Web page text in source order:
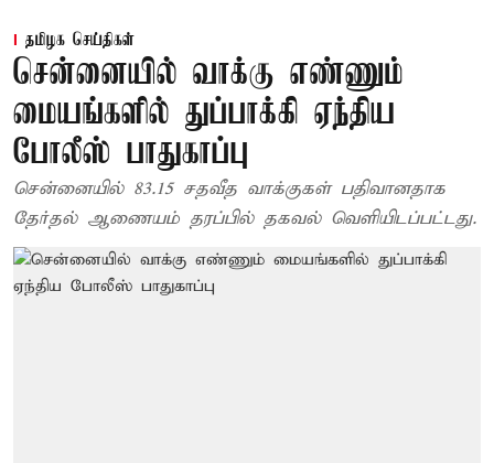
தமிழக செய்திகள்
சென்னையில் வாக்கு எண்ணும்
மையங்களில் துப்பாக்கி ஏந்திய
போலீஸ் பாதுகாப்பு
சென்னையில் 83.15 சதவீத வாக்குகள் பதிவானதாக
தேர்தல் ஆணையம் தரப்பில் தகவல் வெளியிடப்பட்டது.